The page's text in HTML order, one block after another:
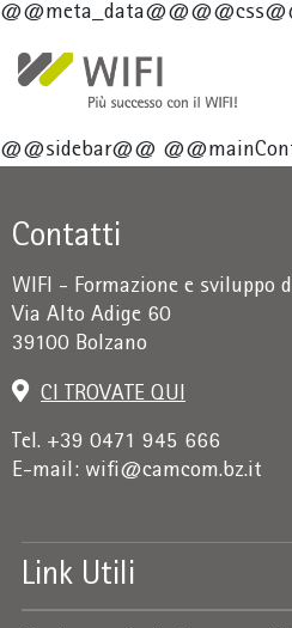
@@sidebar@@
Contatti
WIFI - Formazione e sviluppo
Via Alto Adige 60
39100 Bolzano
CI TROVATE QUI
Tel. +39 0471 945 666
E-mail: wifi@camcom.bz.it
Link Utili